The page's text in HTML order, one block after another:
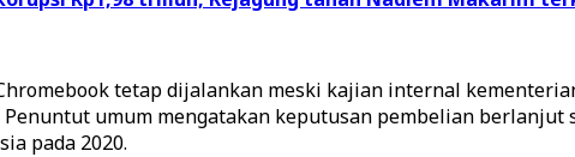
tetap dijalankan meski kajian internal
umum mengatakan keputusan pembelian
pada 2020.